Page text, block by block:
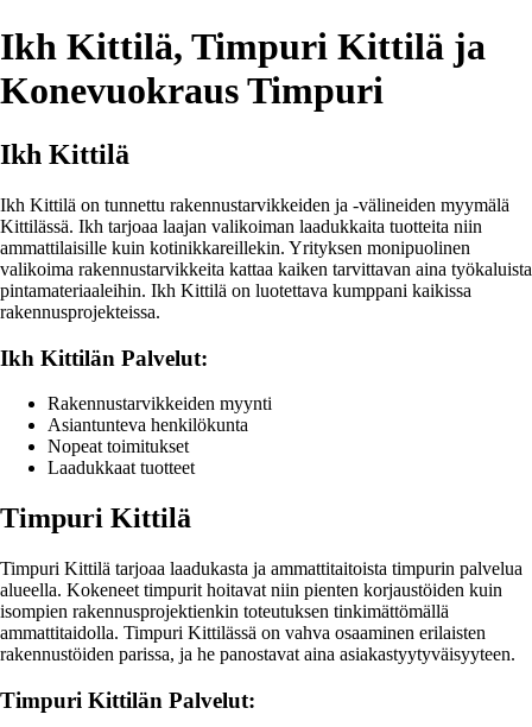
Ikh Kittilä, Timpuri Kittilä ja
Konevuokraus Timpuri
Ikh Kittilä
Ikh Kittilä on tunnettu rakennustarvikkeiden ja -välineiden myymälä
Kittilässä. Ikh tarjoaa laajan valikoiman laadukkaita tuotteita niin
ammattilaisille kuin kotinikkareillekin. Yrityksen monipuolinen
valikoima rakennustarvikkeita kattaa kaiken tarvittavan aina työkaluista
pintamateriaaleihin. Ikh Kittilä on luotettava kumppani kaikissa
rakennusprojekteissa.
Ikh Kittilän Palvelut:
Rakennustarvikkeiden myynti
Asiantunteva henkilökunta
Nopeat toimitukset
Laadukkaat tuotteet
Timpuri Kittilä
Timpuri Kittilä tarjoaa laadukasta ja ammattitaitoista timpurin palvelua
alueella. Kokeneet timpurit hoitavat niin pienten korjaustöiden kuin
isompien rakennusprojektienkin toteutuksen tinkimättömällä
ammattitaidolla. Timpuri Kittilässä on vahva osaaminen erilaisten
rakennustöiden parissa, ja he panostavat aina asiakastyytyväisyyteen.
Timpuri Kittilän Palvelut: